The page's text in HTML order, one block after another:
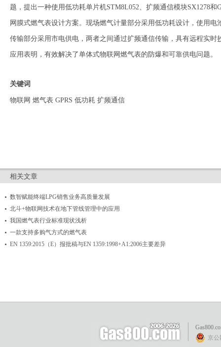
题，提出一种使用低功耗单片机STM8L052、扩频通信模块SX1278和
网膜式燃气表设计方案。现场燃气计量部分采用低功耗设计，使用电
传输部分采用市电供电，两者之间通过扩频通信传输，具有远程实时
应用表明，有效解决了单体式物联网燃气表的防爆和可靠供电问题。
关键词
物联网 燃气表 GPRS 低功耗 扩频通信
相关文章
数智赋能终端LPG销售业务高质量发展
北斗+物联网技术在地下管线管理中的应用
我国燃气表行业标准现状浅析
一款支持多购气方式的燃气表
EN 1359:2015（E）报批稿与EN 1359:1998+A1:2006主要差异
京公